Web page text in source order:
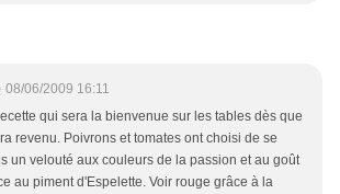
08/06/2009 16:11
qui sera la bienvenue sur les tables dès que
revenu. Poivrons et tomates ont choisi de se
un velouté aux couleurs de la passion et au goût
au piment d'Espelette. Voir rouge grâce à la